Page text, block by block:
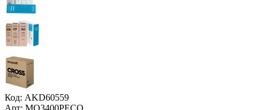
Код: AKD60559